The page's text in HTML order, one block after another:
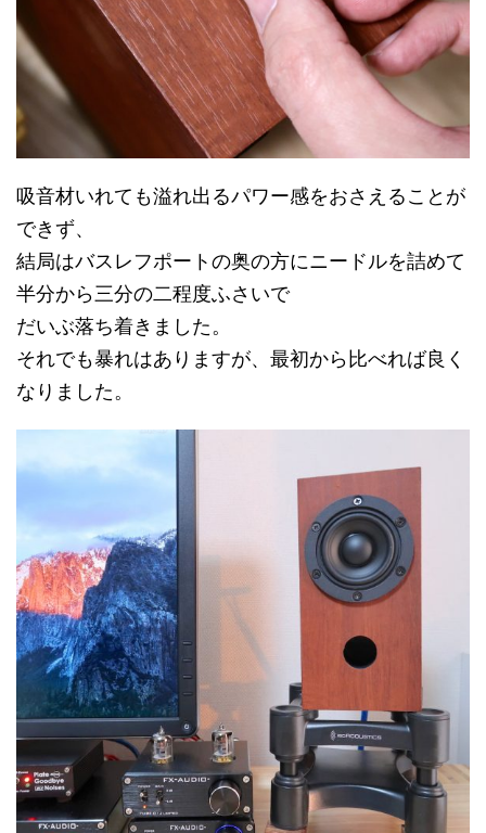
吸音材いれても溢れ出るパワー感をおさえることが
できず、
結局はバスレフポートの奥の方にニードルを詰めて
半分から三分の二程度ふさいで
だいぶ落ち着きました。
それでも暴れはありますが、最初から比べれば良く
なりました。